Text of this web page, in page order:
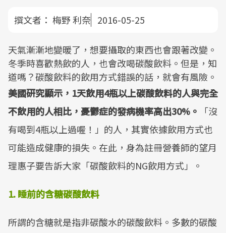
撰文者： 梅野 利奈 2016-05-25
天氣漸漸地變暖了，想要攝取的東西也會跟著改變。
冬季時喜歡熱飲的人，也會改喝碳酸飲料。但是，知
道嗎？碳酸飲料的飲用方式錯誤的話，就會有風險。
美國研究顯示，1天飲用4瓶以上碳酸飲料的人與完全
不飲用的人相比，憂鬱症的發病機率高出30%。
「沒
有喝到4瓶以上過喔！」的人，其實依據飲用方式也
可能造成健康的損失。在此，身為註冊營養師的望月
理惠子要告訴大家「碳酸飲料的NG飲用方式」。
1. 睡前的含糖碳酸飲料
所謂的含糖就是指非碳酸水的碳酸飲料。多數的碳酸